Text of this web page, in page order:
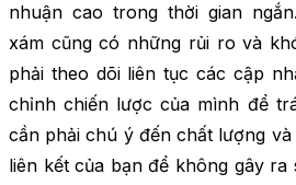
nhuận cao trong thời gian
xám cũng có những rủi ro và
phải theo dõi liên tục các cập
chỉnh chiến lược của mình để
cần phải chú ý đến chất lượng
liên kết của bạn để không gây